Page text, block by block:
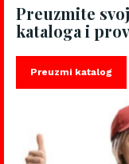
Preuzmite
kataloga i
Preuzmi katalog